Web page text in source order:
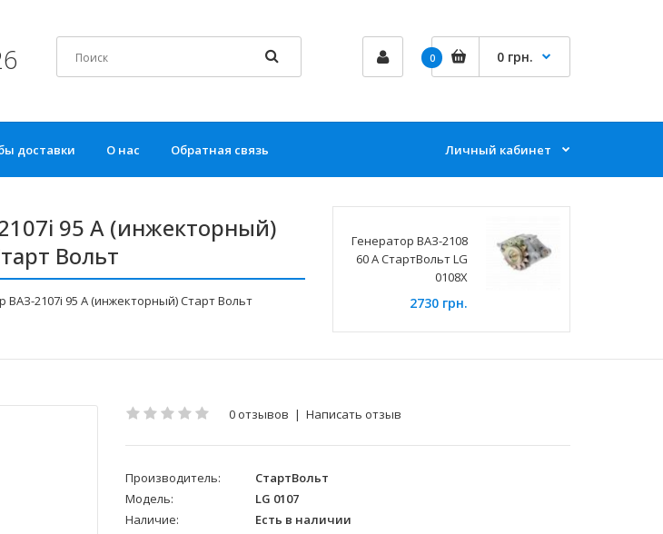
0 0 грн.
доставки О нас Обратная связь Личный кабинет
95 А (инжекторный)
Вольт
ВАЗ-2107i 95 А (инжекторный) Старт Вольт
Генератор ВАЗ-2108
60 А СтартВольт LG
0108Х
2730 грн.
0 отзывов | Написать отзыв
Производитель:
СтартВольт
Модель:
LG 0107
Наличие:
Есть в наличии